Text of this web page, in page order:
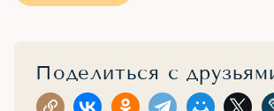
Поделиться с